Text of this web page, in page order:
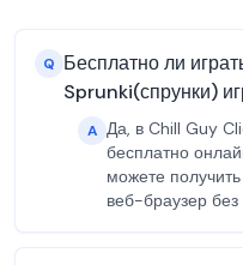
Q Бесплатно ли
Sprunki(спрунки)
A Да, в Chill Guy
бесплатно
можете
веб-браузер без